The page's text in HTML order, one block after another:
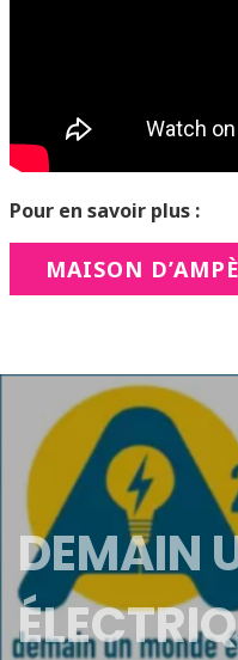
Pour en savoir plus :
MAISON
DEMAIN